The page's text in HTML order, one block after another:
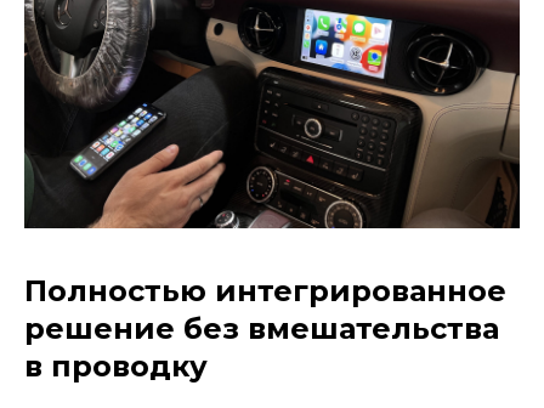
Полностью интегрированное
решение без вмешательства
в проводку